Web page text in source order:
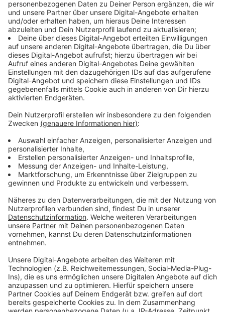
Seit dem 8. April 2025 gibt es in derMahn- und
Gedenkstättean der Mühlenstraße auch eine neue
Ausstellung. Unter dem Titel "Düsseldorf 1945.
ÜberLeben in der Stadt" wird die Geschichte von neun
Düsseldorfern in den letzten Kriegswochen des
Zweiten Weltkriegs gezeigt. Die Ausstellung läuft bis
Ende September und ist kostenlos zugänglich.
Anzeige
Weitere Infos und Links zum Thema:
Anzeige
Die Meldung der Stadt zur Kranzniederlegung
Neue Sonderausstellung in der Mahn- und
Gedenkstätte
Meldung der Stadt zur neuen Ausstellung der Mahn-
und Gedenkstätte
Anzeige